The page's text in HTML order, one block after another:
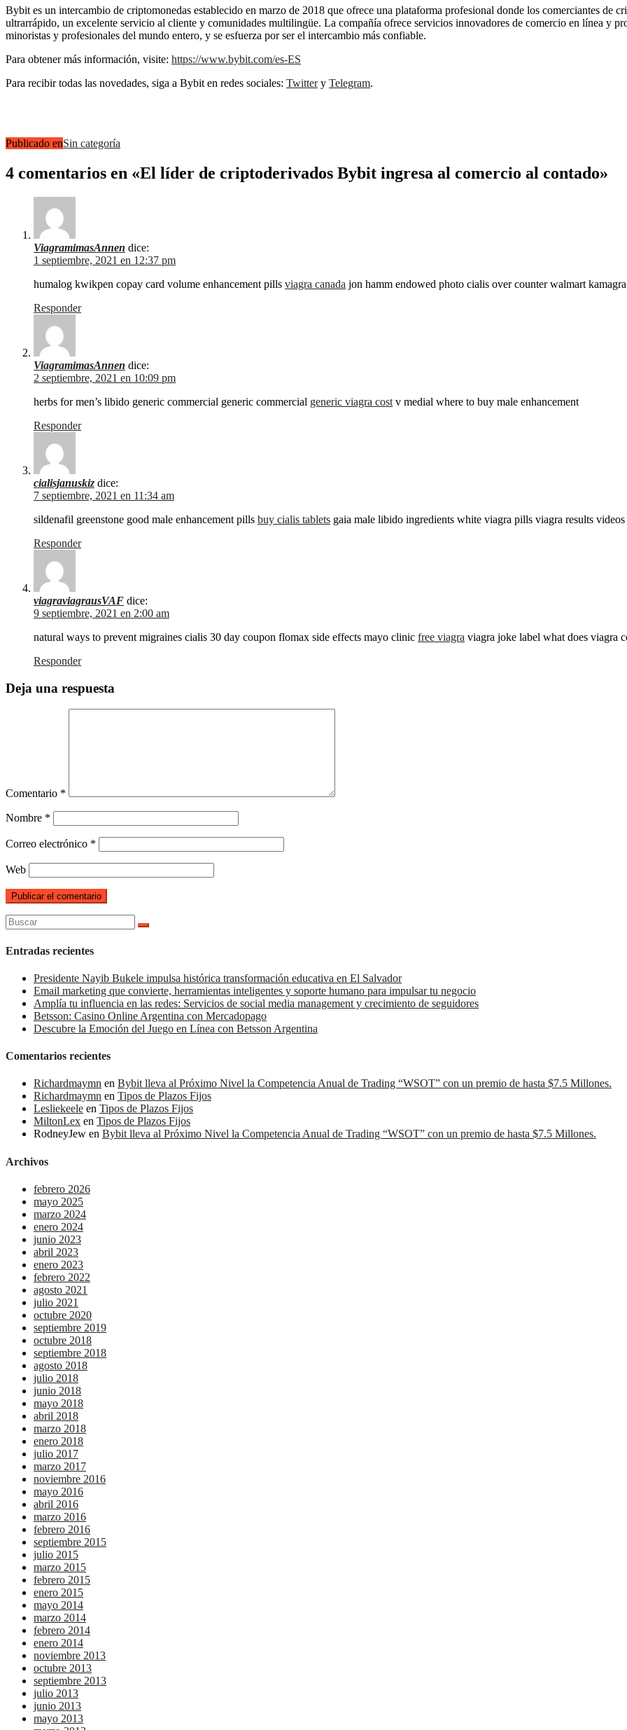
Bybit es un intercambio de criptomonedas establecido en marzo de 2018 que ofrece una plataforma profesional donde los comerciantes de
ultrarrápido, un excelente servicio al cliente y comunidades multilingüe. La compañía ofrece servicios innovadores de comercio en línea y
minoristas y profesionales del mundo entero, y se esfuerza por ser el intercambio más confiable.
Para obtener más información, visite: https://www.bybit.com/es-ES
Para recibir todas las novedades, siga a Bybit en redes sociales: Twittery Telegram.
Publicado enSin categoría
4 comentarios en «El líder de criptoderivados Bybit ingresa al comercio al contado»
ViagramimasAnnen dice:
1 septiembre, 2021 en 12:37 pm
humalog kwikpen copay card volume enhancement pills viagra canada jon hamm endowed photo cialis over counter walmart
Responder
ViagramimasAnnen dice:
2 septiembre, 2021 en 10:09 pm
herbs for men’s libido generic commercial generic commercial generic viagra cost v medial where to buy male enhancement
Responder
cialisjanuskiz dice:
7 septiembre, 2021 en 11:34 am
sildenafil greenstone good male enhancement pills buy cialis tablets gaia male libido ingredients white viagra pills viagra results videos
Responder
viagraviagrausVAF dice:
9 septiembre, 2021 en 2:00 am
natural ways to prevent migraines cialis 30 day coupon flomax side effects mayo clinic free viagra viagra joke label what does viagra
Responder
Deja una respuesta
Comentario *
Nombre *
Correo electrónico *
Web
Buscar:
Entradas recientes
Presidente Nayib Bukele impulsa histórica transformación educativa en El Salvador
Email marketing que convierte, herramientas inteligentes y soporte humano para impulsar tu negocio
Amplía tu influencia en las redes: Servicios de social media management y crecimiento de seguidores
Betsson: Casino Online Argentina con Mercadopago
Descubre la Emoción del Juego en Línea con Betsson Argentina
Comentarios recientes
Richardmaymn en Bybit lleva al Próximo Nivel la Competencia Anual de Trading “WSOT” con un premio de hasta $7.5 Millones.
Richardmaymn en Tipos de Plazos Fijos
Lesliekeele en Tipos de Plazos Fijos
MiltonLex en Tipos de Plazos Fijos
RodneyJew en Bybit lleva al Próximo Nivel la Competencia Anual de Trading “WSOT” con un premio de hasta $7.5 Millones.
Archivos
febrero 2026
mayo 2025
marzo 2024
enero 2024
junio 2023
abril 2023
enero 2023
febrero 2022
agosto 2021
julio 2021
octubre 2020
septiembre 2019
octubre 2018
septiembre 2018
agosto 2018
julio 2018
junio 2018
mayo 2018
abril 2018
marzo 2018
enero 2018
julio 2017
marzo 2017
noviembre 2016
mayo 2016
abril 2016
marzo 2016
febrero 2016
septiembre 2015
julio 2015
marzo 2015
febrero 2015
enero 2015
mayo 2014
marzo 2014
febrero 2014
enero 2014
noviembre 2013
octubre 2013
septiembre 2013
julio 2013
junio 2013
mayo 2013